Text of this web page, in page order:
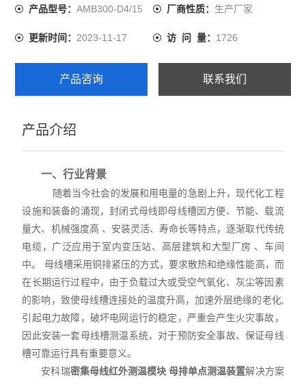
产品型号：AMB300-D4/15 厂商性质： 生产厂家
更新时间：2023-11-17 访 问 量： 1726
产品咨询 联系我们
产品介绍
一、行业背景
随着当今社会的发展和用电量的急剧上升，现代化工程
设施和装备的涌现，封闭式母线即母线槽因方便、节能、载流
量大、机械强度高 、安装灵活、寿命长等特点，逐渐取代传统
电缆，广泛应用于室内变压站、高层建筑和大型厂房 、车间
中。 母线槽采用铜排紧压的方式，要求散热和绝缘性能高，而
在长期运行过程中，由于负载过大或受空气氧化、灰尘等因素
的影响，致使母线槽连接处的温度升高，加速外层绝缘的老化,
引起电力故障，破坏电网运行的稳定，严重会产生火灾事故，
因此安装一套母线槽测温系统，对于预防安全事故、保证母线
槽可靠运行具有重要意义。
安科瑞密集母线红外测温模块 母排单点测温装置解决方案